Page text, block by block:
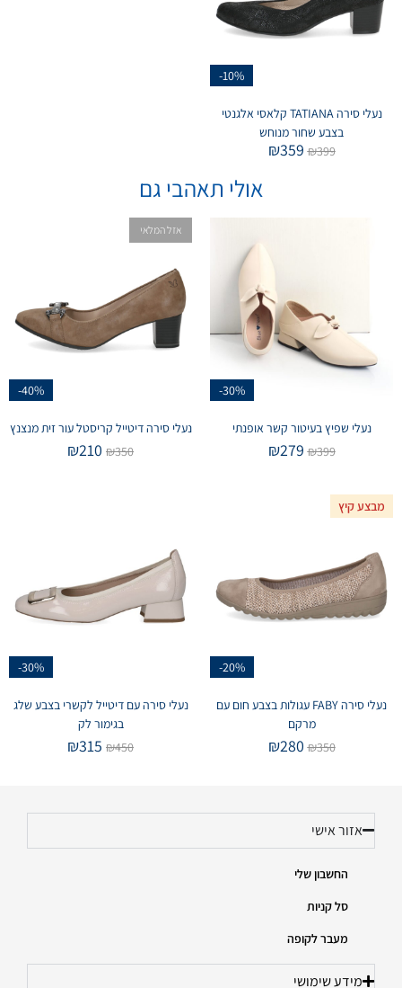
-10%
נעלי סירה TATIANA קלאסי אלגנטי
בצבע שחור מנוחש
₪399
₪359
אולי תאהבי גם
-30%
נעלי שפיץ בעיטור קשר אופנתי
₪399
₪279
-40%
אזל המלאי
נעלי סירה דיטייל קריסטל עור זית מנצנץ
₪350
₪210
מבצע קיץ
-20%
נעלי סירה FABY עגולות בצבע חום עם
מרקם
₪350
₪280
-30%
נעלי סירה עם דיטייל לקשרי בצבע שלג
בגימור לק
₪450
₪315
אזור אישי
החשבון שלי
סל קניות
מעבר לקופה
מידע שימושי